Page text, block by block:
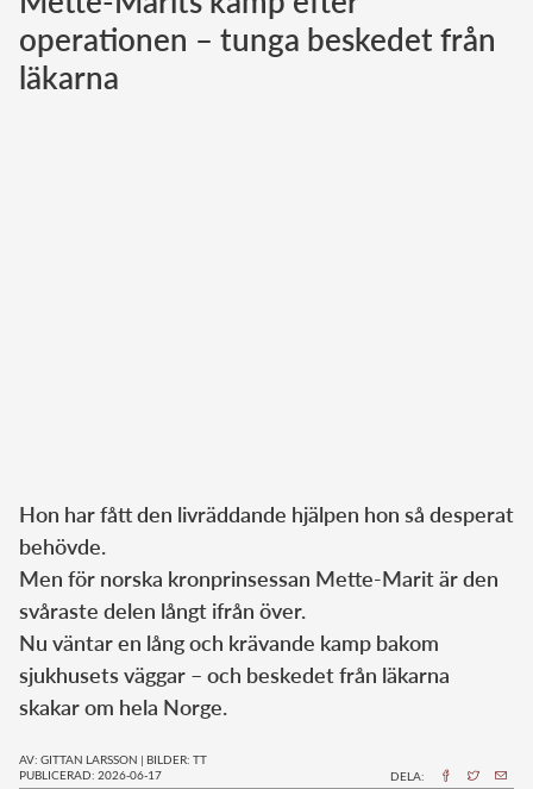
Norska kungahuset
operationen – tunga beskedet från
läkarna
Hon har fått den livräddande hjälpen hon så desperat
behövde.
Men för norska kronprinsessan Mette-Marit är den
svåraste delen långt ifrån över.
Nu väntar en lång och krävande kamp bakom
sjukhusets väggar – och beskedet från läkarna
skakar om hela Norge.
AV: GITTAN LARSSON | BILDER: TT
PUBLICERAD: 2026-06-17
DELA: